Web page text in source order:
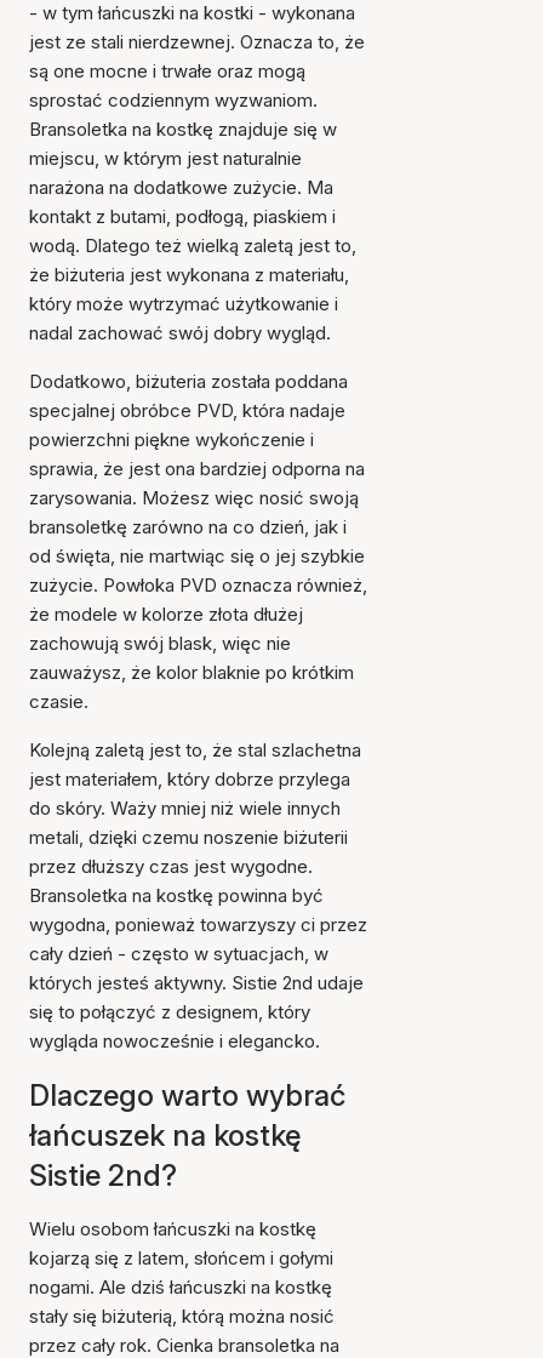
- w tym łańcuszki na kostki - wykonana
jest ze stali nierdzewnej. Oznacza to, że
są one mocne i trwałe oraz mogą
sprostać codziennym wyzwaniom.
Bransoletka na kostkę znajduje się w
miejscu, w którym jest naturalnie
narażona na dodatkowe zużycie. Ma
kontakt z butami, podłogą, piaskiem i
wodą. Dlatego też wielką zaletą jest to,
że biżuteria jest wykonana z materiału,
który może wytrzymać użytkowanie i
nadal zachować swój dobry wygląd.
Dodatkowo, biżuteria została poddana
specjalnej obróbce PVD, która nadaje
powierzchni piękne wykończenie i
sprawia, że jest ona bardziej odporna na
zarysowania. Możesz więc nosić swoją
bransoletkę zarówno na co dzień, jak i
od święta, nie martwiąc się o jej szybkie
zużycie. Powłoka PVD oznacza również,
że modele w kolorze złota dłużej
zachowują swój blask, więc nie
zauważysz, że kolor blaknie po krótkim
czasie.
Kolejną zaletą jest to, że stal szlachetna
jest materiałem, który dobrze przylega
do skóry. Waży mniej niż wiele innych
metali, dzięki czemu noszenie biżuterii
przez dłuższy czas jest wygodne.
Bransoletka na kostkę powinna być
wygodna, ponieważ towarzyszy ci przez
cały dzień - często w sytuacjach, w
których jesteś aktywny. Sistie 2nd udaje
się to połączyć z designem, który
wygląda nowocześnie i elegancko.
Dlaczego warto wybrać
łańcuszek na kostkę
Sistie 2nd?
Wielu osobom łańcuszki na kostkę
kojarzą się z latem, słońcem i gołymi
nogami. Ale dziś łańcuszki na kostkę
stały się biżuterią, którą można nosić
przez cały rok. Cienka bransoletka na